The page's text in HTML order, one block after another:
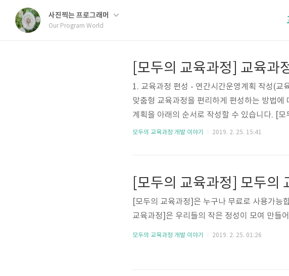
사진찍는 프로그래머
Our Program World
1. 교육과정 편성 - 연간시간운영계획 작성(교
맞춤형 교육과정을 편리하게 편성하는 방법
계획을 아래의 순서로 작성할 수 있습니다. [
법사를 제공합니다. 가. 교육과정편성 마법사
모두의 교육과정 개발 이야기 2019. 2. 25. 15:41
[모두의 교육과정] 모두의
[모두의 교육과정]은 누구나 무료로 사용가능
교육과정]은 우리들의 작은 정성이 모여 만들
모두의 교육과정 개발 이야기 2019. 2. 25. 01:26